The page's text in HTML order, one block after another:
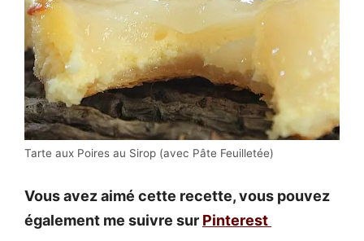
Tarte aux Poires au Sirop (avec Pâte Feuilletée)
Vous avez aimé cette recette, vous pouvez
également me suivre sur Pinterest